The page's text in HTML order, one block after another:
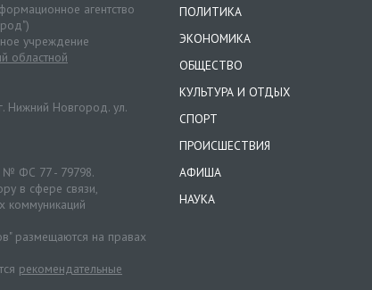
агентство
учреждение
областной
Нижний Новгород. ул.
№ ФС 77 - 79798.
в сфере связи,
коммуникаций
размещаются на правах
рекомендательные
ПОЛИТИКА
ЭКОНОМИКА
ОБЩЕСТВО
КУЛЬТУРА И ОТДЫХ
СПОРТ
ПРОИСШЕСТВИЯ
АФИША
НАУКА